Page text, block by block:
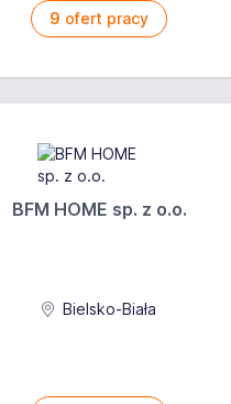
9 ofert pracy
BFM HOME sp. z o.o.
Bielsko-Biała